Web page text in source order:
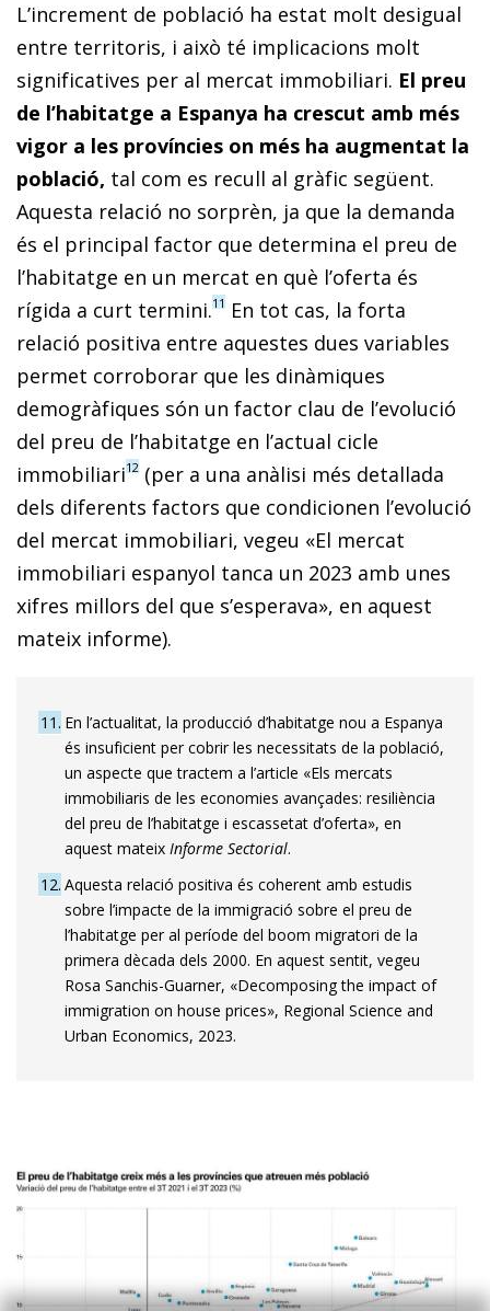
L’increment de població ha estat molt desigual
entre territoris, i això té implicacions molt
significatives per al mercat immobiliari. El preu
de l’habitatge a Espanya ha crescut amb més
vigor a les províncies on més ha augmentat la
població, tal com es recull al gràfic següent.
Aquesta relació no sorprèn, ja que la demanda
és el principal factor que determina el preu de
l’habitatge en un mercat en què l’oferta és
rígida a curt termini.11 En tot cas, la forta
relació positiva entre aquestes dues variables
permet corroborar que les dinàmiques
demogràfiques són un factor clau de l’evolució
del preu de l’habitatge en l’actual cicle
immobiliari12 (per a una anàlisi més detallada
dels diferents factors que condicionen l’evolució
del mercat immobiliari, vegeu «El mercat
immobiliari espanyol tanca un 2023 amb unes
xifres millors del que s’esperava», en aquest
mateix informe).
11 En l’actualitat, la producció d’habitatge nou a Espanya
és insuficient per cobrir les necessitats de la població,
un aspecte que tractem a l’article «Els mercats
immobiliaris de les economies avançades: resiliència
del preu de l’habitatge i escassetat d’oferta», en
aquest mateix Informe Sectorial.
12 Aquesta relació positiva és coherent amb estudis
sobre l’impacte de la immigració sobre el preu de
l’habitatge per al període del boom migratori de la
primera dècada dels 2000. En aquest sentit, vegeu
Rosa Sanchis-Guarner, «Decomposing the impact of
immigration on house prices», Regional Science and
Urban Economics, 2023.